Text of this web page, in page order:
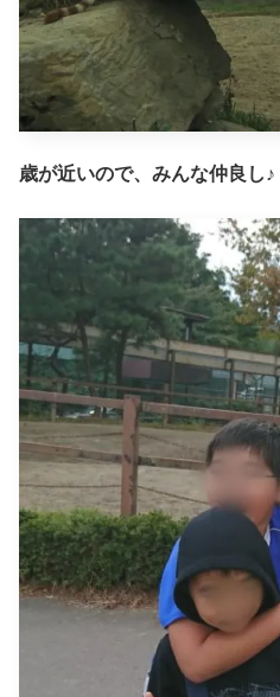
歳が近いので、みんな仲良し♪